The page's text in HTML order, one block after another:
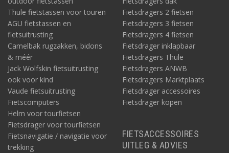
Thule fietstassen voor touren
AGU fietstassen en
fietsuitrusting
Camelbak rugzakken, bidons
& méér
Jack Wolfskin fietsuitrusting
ook voor kind
Vaude fietsuitrusting
Fietscomputers
Helm voor tourfietsen
Fietsdrager voor tourfietsen
Fietsnavigatie / navigatie voor
trekking
Fietsdragers 2 fietsen
Fietsdragers 3 fietsen
Fietsdragers 4 fietsen
Fietsdrager inklapbaar
Fietsdragers Thule
Fietsdragers ANWB
Fietsdragers Marktplaats
Fietsdrager accessoires
Fietsdrager kopen
FIETSACCESSOIRES
UITLEG & ADVIES